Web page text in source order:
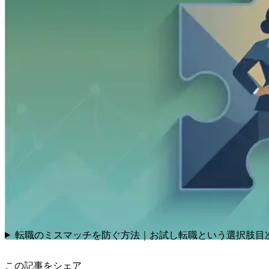
転職のミスマッチを防ぐ方法｜お試し転職という選択肢 目
この記事をシェア